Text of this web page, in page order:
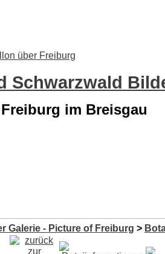
über Freiburg
Schwarzwald
im Breisgau
Galerie - Picture of Freiburg >